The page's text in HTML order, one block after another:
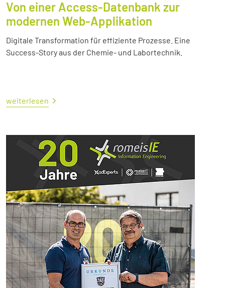
Von einer Access-Datenbank zur
modernen Web-Applikation
Digitale Transformation für effiziente Prozesse. Eine
Success-Story aus der Chemie- und Labortechnik.
weiterlesen